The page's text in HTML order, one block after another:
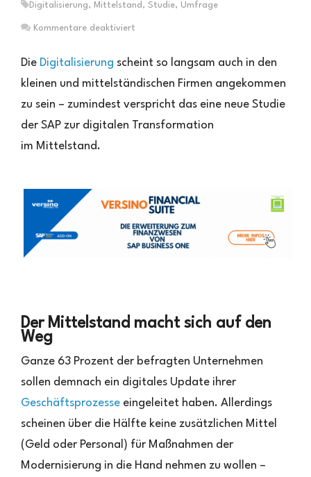
Digitalisierung, Mittelstand , Studie, Umfrage
Kommentare deaktiviert
Mittelstand
auf
Digitalisierung
–
langfristig
Die Digitalisierung scheint so langsam auch in den
kleinen und mittelständischen Firmen angekommen
zu sein – zumindest verspricht das eine neue Studie
der SAP zur digitalen Transformation
im Mittelstand.
Der Mittelstand macht sich auf den
Weg
Ganze 63 Prozent der befragten Unternehmen
sollen demnach ein digitales Update ihrer
Geschäftsprozesse eingeleitet haben. Allerdings
scheinen über die Hälfte keine zusätzlichen Mittel
(Geld oder Personal) für Maßnahmen der
Modernisierung in die Hand nehmen zu wollen –